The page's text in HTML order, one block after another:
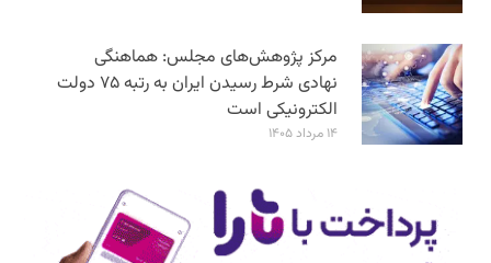
مرکز پژوهش‌های مجلس: هماهنگی
نهادی شرط رسیدن ایران به رتبه ۷۵ دولت
الکترونیکی است
۱۴ مرداد ۱۴۰۵